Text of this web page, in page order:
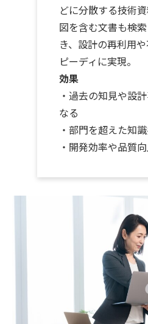
どに分散する技術
図を含む文書も検
き、設計の再利用
ピーディに実現。
効果
・過去の知見や設
なる
・部門を超えた知
・開発効率や品質